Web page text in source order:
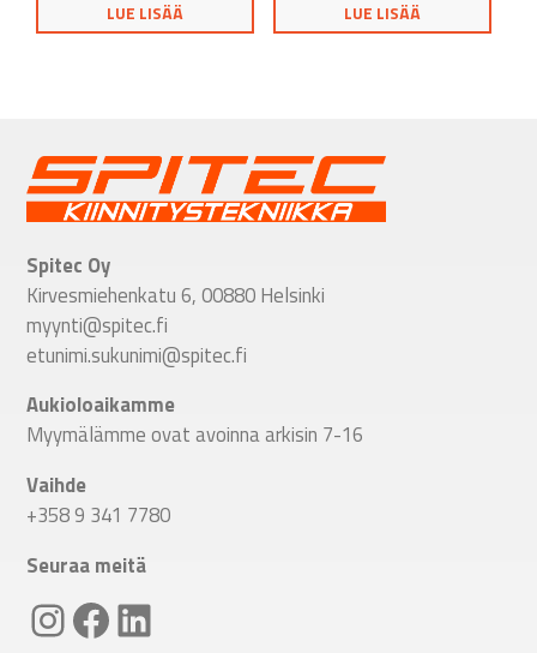
LUE LISÄÄ LUE LISÄÄ
Spitec Oy
Kirvesmiehenkatu 6, 00880 Helsinki
myynti@spitec.fi
etunimi.sukunimi@spitec.fi
Aukioloaikamme
Myymälämme ovat avoinna arkisin 7-16
Vaihde
+358 9 341 7780
Seuraa meitä
Linkki Spitecin Instagramiin Linkki Spitecin Facebookkiin LinkedIn